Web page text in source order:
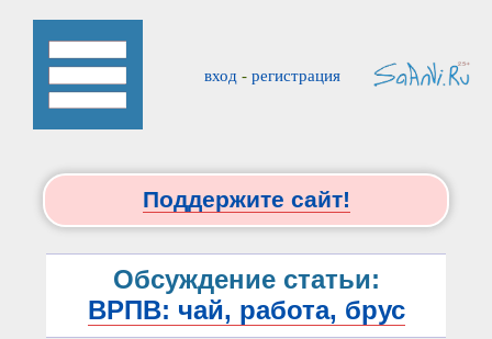
вход - регистрация
Поддержите сайт!
Обсуждение статьи:
ВРПВ: чай, работа, брус